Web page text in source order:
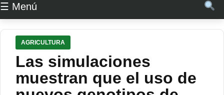
☰ Menú
AGRICULTURA
Las simulaciones
muestran que el uso de